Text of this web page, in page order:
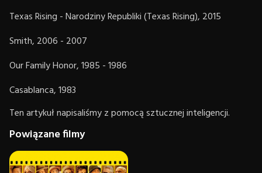
Texas Rising - Narodziny Republiki (Texas Rising), 2015
Smith, 2006 - 2007
Our Family Honor, 1985 - 1986
Casablanca, 1983
Ten artykuł napisaliśmy z pomocą sztucznej inteligencji.
Powiązane filmy